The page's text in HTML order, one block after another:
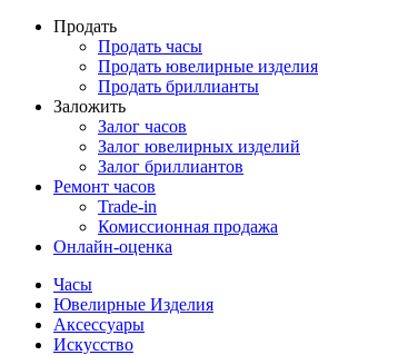
Продать
Продать часы
Продать ювелирные изделия
Продать бриллианты
Заложить
Залог часов
Залог ювелирных изделий
Залог бриллиантов
Ремонт часов
Trade-in
Комиссионная продажа
Онлайн-оценка
Часы
Ювелирные Изделия
Аксессуары
Искусство